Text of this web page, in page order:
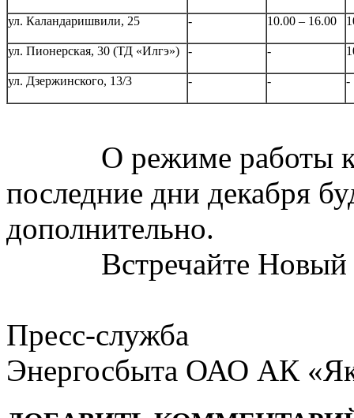
ул. Каландаришвили, 25 - 10.00 – 16.00
ул. Пионерская, 30 (ТД «Илгэ») - -
ул. Дзержинского, 13/3 - - -
О режиме работы
последние дни декабря
дополнительно.
Встречайте Новый
Пресс-служба
Энергосбыта ОАО АК